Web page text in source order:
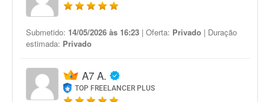
Submetido: 14/05/2026 às 16:23 | Oferta: Privado | Duração
estimada: Privado
A7 A.
TOP FREELANCER PLUS